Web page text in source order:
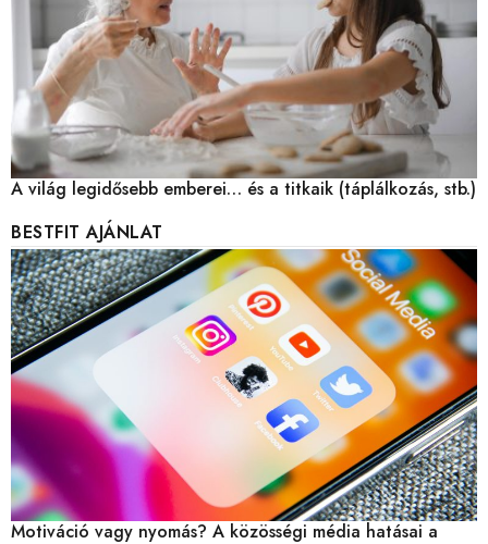
A világ legidősebb emberei… és a titkaik (táplálkozás, stb.)
BESTFIT AJÁNLAT
Motiváció vagy nyomás? A közösségi média hatásai a